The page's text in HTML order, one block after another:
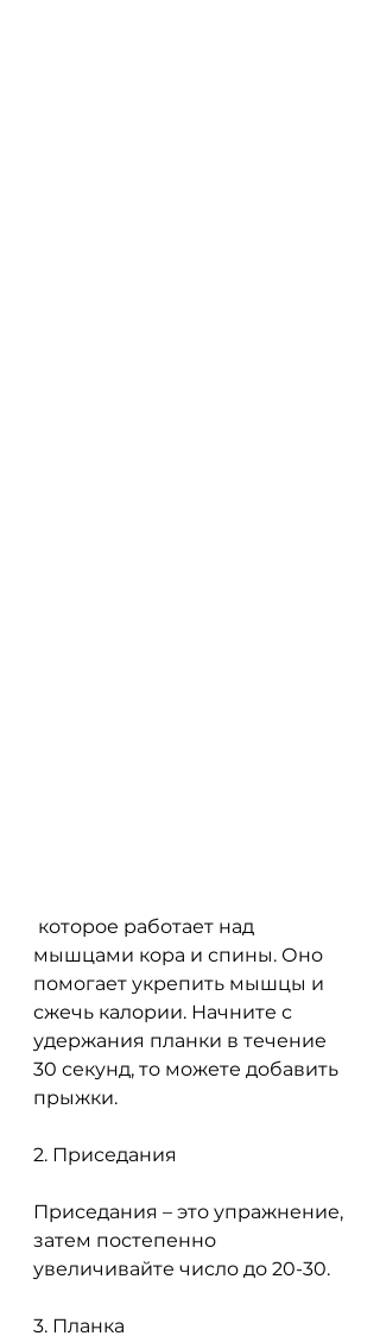
мышцами кора и спины. Оно
помогает укрепить мышцы и
сжечь калории. Начните с
удержания планки в течение
30 секунд, то можете добавить
прыжки.
2. Приседания
Приседания – это упражнение,
затем постепенно
увеличивайте число до 20-30.
3. Планка